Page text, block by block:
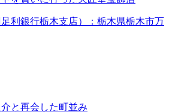
利銀行栃木支店）：栃木県栃木市万
と再会した町並み